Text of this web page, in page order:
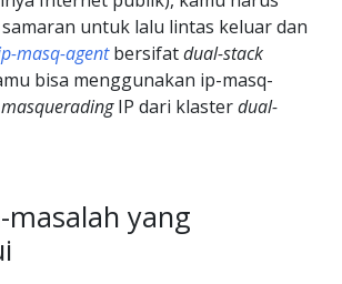
untuk lalu lintas keluar dan
masq-agentbersifatdual-stack
bisa menggunakan ip-masq-
masqueradingIP dari klasterdual-
masalah yang